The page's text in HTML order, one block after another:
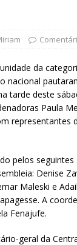
da
nacional
tarde deste
Paula
representantes
pelos seguintes
Denise
Maleski e
A
Fenajufe.
geral da